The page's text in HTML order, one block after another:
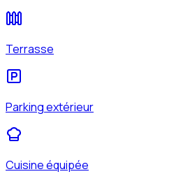
Terrasse
Parking extérieur
Cuisine équipée